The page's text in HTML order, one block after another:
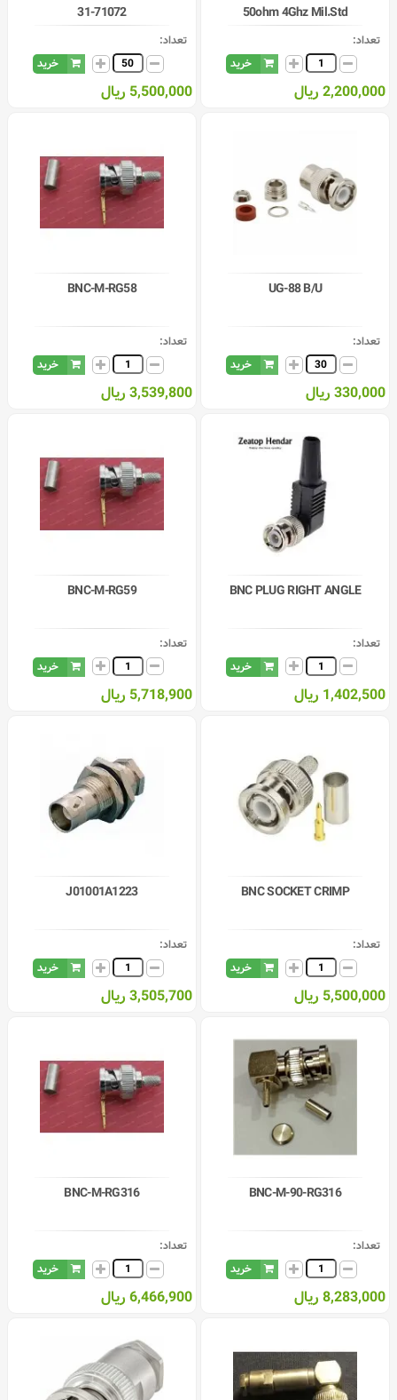
50ohm 4Ghz Mil.Std
تعداد:
خرید
2,200,000 ریال
71072-31
تعداد:
خرید
5,500,000 ریال
UG-88 B/U
تعداد:
خرید
330,000 ریال
BNC-M-RG58
تعداد:
خرید
3,539,800 ریال
BNC PLUG RIGHT ANGLE
تعداد:
خرید
1,402,500 ریال
BNC-M-RG59
تعداد:
خرید
5,718,900 ریال
BNC SOCKET CRIMP
تعداد:
خرید
5,500,000 ریال
J01001A1223
تعداد:
خرید
3,505,700 ریال
BNC-M-90-RG316
تعداد:
خرید
8,283,000 ریال
BNC-M-RG316
تعداد:
خرید
6,466,900 ریال